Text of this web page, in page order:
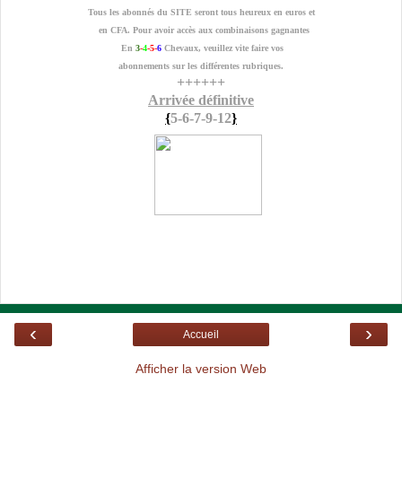
Tous les abonnés du SITE seront tous heureux en euros et
en CFA. Pour avoir accès aux combinaisons gagnantes
En 3-4-5-6 Chevaux, veuillez vite faire vos
abonnements sur les différentes rubriques.
++++++
Arrivée définitive
{5-6-7-9-12}
‹ ›
Accueil
Afficher la version Web